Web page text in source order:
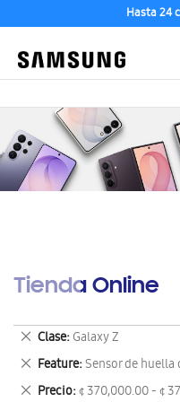
Hasta 24
Tienda Online
Clase Galaxy Z
Eliminar
este
artículo
Feature Sensor de
Eliminar
este
Precio ¢ 370,000.00 - ¢
Eliminar